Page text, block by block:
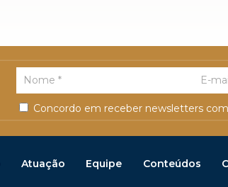
Concordo em receber newsletters
Atuação Equipe Conteúdos